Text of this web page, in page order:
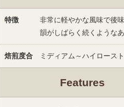
特徴
非常に軽やかな風味で後
韻がしばらく続くようなあ
焙煎度合 ミディアム～ハイロースト
Features